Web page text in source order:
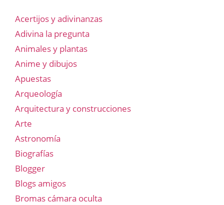
Acertijos y adivinanzas
Adivina la pregunta
Animales y plantas
Anime y dibujos
Apuestas
Arqueología
Arquitectura y construcciones
Arte
Astronomía
Biografías
Blogger
Blogs amigos
Bromas cámara oculta